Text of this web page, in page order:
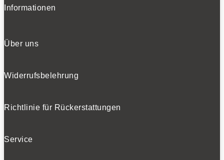
Informationen
Über uns
Widerrufsbelehrung
Richtlinie für Rückerstattungen
Service